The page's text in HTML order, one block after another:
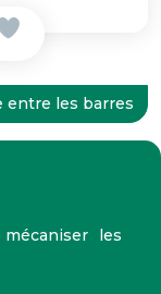
entre les barres
les